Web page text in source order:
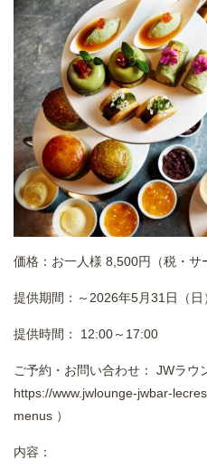
価格：お一人様 8,500円（税・
提供期間：～2026年5月31日（日
提供時間： 12:00～17:00
ご予約・お問い合わせ： JWラウ
https://www.jwlounge-jwbar-
menus ）
内容：